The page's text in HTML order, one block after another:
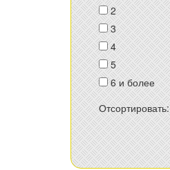
2
3
4
5
6 и более
Отсортировать: